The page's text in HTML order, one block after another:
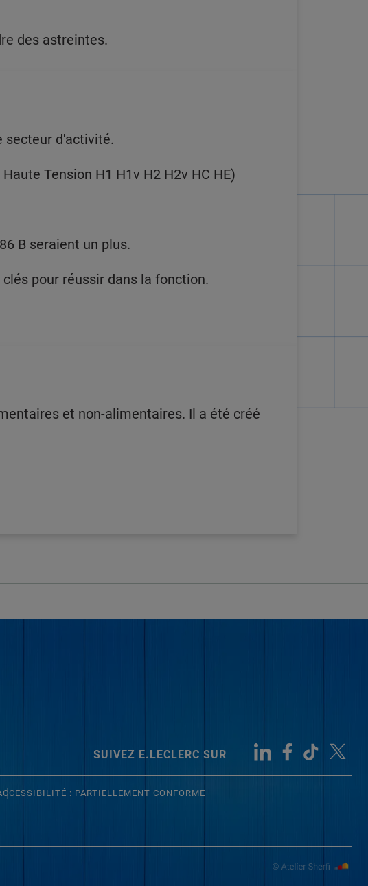
des astreintes.
secteur d'activité.
Tension H1 H1v H2 H2v HC HE)
B seraient un plus.
pour réussir dans la fonction.
et non-alimentaires. Il a été créé
SUIVEZ E.LECLERC SUR
: PARTIELLEMENT CONFORME